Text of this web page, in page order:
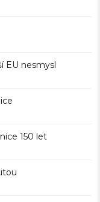
EU nesmysl
150 let